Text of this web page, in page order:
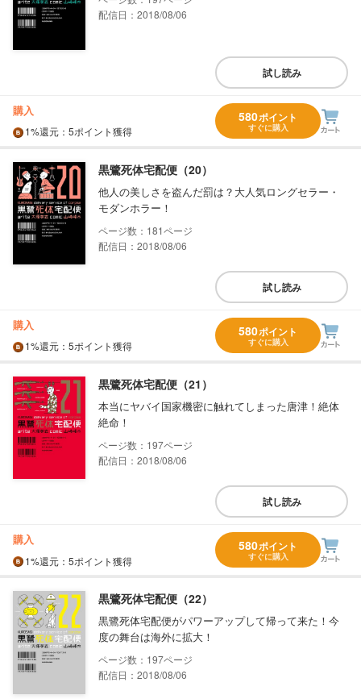
配信日：2018/08/06
試し読み
購入
1%還元 ：5ポイント獲得
580ポイント
すぐに購入
黒鷺死体宅配便（20）
他人の美しさを盗んだ罰は？大人気ロングセラー・
モダンホラー！
181
配信日：2018/08/06
試し読み
購入
1%還元 ：5ポイント獲得
580ポイント
すぐに購入
黒鷺死体宅配便（21）
本当にヤバイ国家機密に触れてしまった唐津！絶体
絶命！
197
配信日：2018/08/06
試し読み
購入
1%還元 ：5ポイント獲得
580ポイント
すぐに購入
黒鷺死体宅配便（22）
黒鷺死体宅配便がパワーアップして帰って来た！今
度の舞台は海外に拡大！
197
配信日：2018/08/06